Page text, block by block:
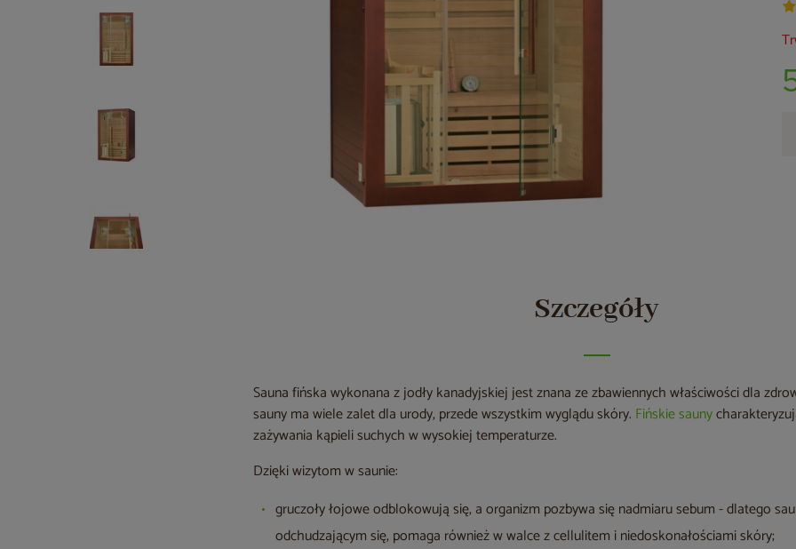
Szczegóły
Sauna fińska wykonana z jodły kanadyjskiej jest znana ze zbawiennych właściwości dla
sauny ma wiele zalet dla urody, przede wszystkim wyglądu skóry. Fińskie sauny
zażywania kąpieli suchych w wysokiej temperaturze.
Dzięki wizytom w saunie:
gruczoły łojowe odblokowują się, a organizm pozbywa się nadmiaru sebum - dlatego
odchudzającym się, pomaga również w walce z cellulitem i niedoskonałościami skóry;